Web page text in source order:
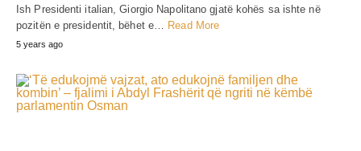
Ish Presidenti italian, Giorgio Napolitano gjatë kohës sa ishte në
pozitën e presidentit, bëhet e… Read More
5 years ago